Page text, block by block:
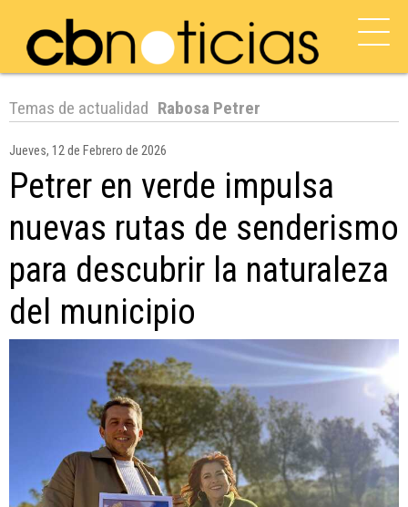
Temas de actualidad Rabosa Petrer
Jueves, 12 de Febrero de 2026
Petrer en verde impulsa
nuevas rutas de senderismo
para descubrir la naturaleza
del municipio